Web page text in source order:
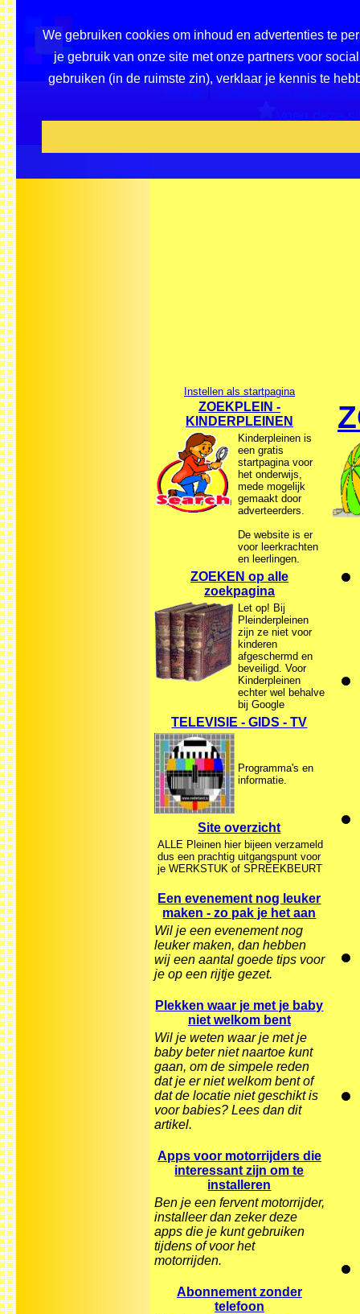
We gebruiken cookies om inhoud en advertenties te
je gebruik van onze site met onze partners voor
gebruiken (in de ruimste zin), verklaar je kennis te
Instellen als startpagina
ZOEKPLEIN -
KINDERPLEINEN
Kinderpleinen is
een gratis
startpagina voor
het onderwijs,
mede mogelijk
gemaakt door
adverteerders.
De website is er
voor leerkrachten
en leerlingen.
ZOEKEN op alle
zoekpagina
Let op! Bij
Pleinderpleinen
zijn ze niet voor
kinderen
afgeschermd en
beveiligd. Voor
Kinderpleinen
echter wel behalve
bij Google
TELEVISIE - GIDS - TV
Programma's en
informatie.
Site overzicht
ALLE Pleinen hier bijeen verzameld
dus een prachtig uitgangspunt voor
je WERKSTUK of SPREEKBEURT
Een evenement nog leuker
maken - zo pak je het aan
Wil je een evenement nog
leuker maken, dan hebben
wij een aantal goede tips voor
je op een rijtje gezet.
Plekken waar je met je baby
niet welkom bent
Wil je weten waar je met je
baby beter niet naartoe kunt
gaan, om de simpele reden
dat je er niet welkom bent of
dat de locatie niet geschikt is
voor babies? Lees dan dit
artikel.
Apps voor motorrijders die
interessant zijn om te
installeren
Ben je een fervent motorrijder,
installeer dan zeker deze
apps die je kunt gebruiken
tijdens of voor het
motorrijden.
Abonnement zonder
telefoon